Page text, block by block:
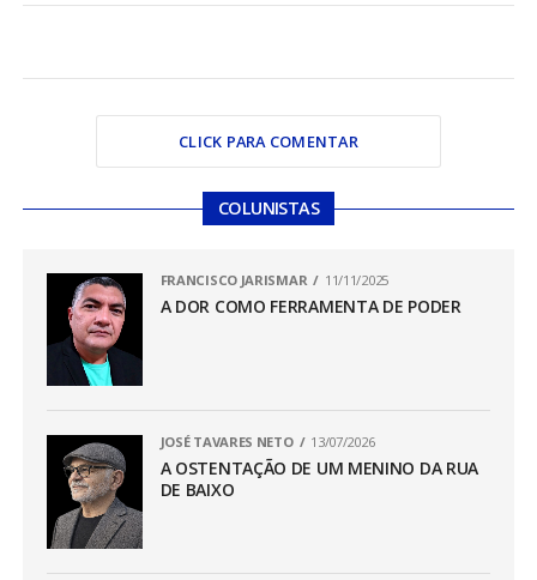
CLICK PARA COMENTAR
COLUNISTAS
FRANCISCO JARISMAR 11/11/2025
A DOR COMO FERRAMENTA DE PODER
JOSÉ TAVARES NETO 13/07/2026
A OSTENTAÇÃO DE UM MENINO DA RUA
DE BAIXO